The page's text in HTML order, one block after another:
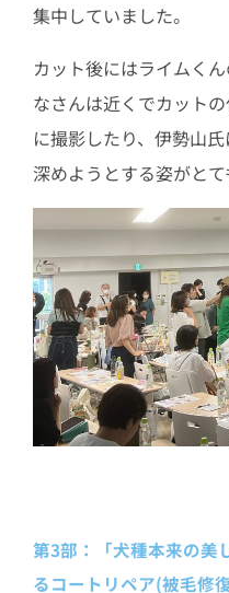
集中していました。
カット後にはライムく
なさんは近くでカット
に撮影したり、伊勢山
深めようとする姿がとて
第3部：「犬種本来の美
るコートリペア(被毛修復